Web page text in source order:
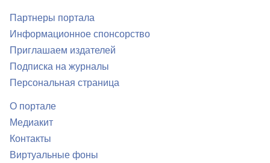
Партнеры портала
Информационное спонсорство
Приглашаем издателей
Подписка на журналы
Персональная страница
О портале
Медиакит
Контакты
Виртуальные фоны